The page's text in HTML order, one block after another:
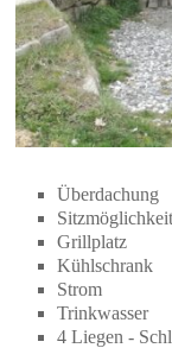
Überdachung
Grillplatz
Kühlschrank
Strom
Trinkwasser
4 Liegen -